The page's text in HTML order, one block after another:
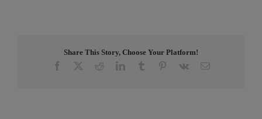
Share This Story, Choose Your Platform!
Facebook RedditLinkedInTumblr Pinterest
Vk E-